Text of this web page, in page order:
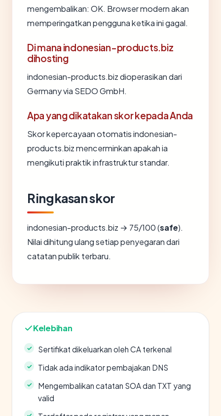
mengembalikan: OK. Browser modern akan
memperingatkan pengguna ketika ini gagal.
Di mana indonesian-products.biz
dihosting
indonesian-products.biz dioperasikan dari
Germany via SEDO GmbH.
Apa yang dikatakan skor kepada Anda
Skor kepercayaan otomatis indonesian-
products.biz mencerminkan apakah ia
mengikuti praktik infrastruktur standar.
Ringkasan skor
indonesian-products.biz → 75/100 (safe).
Nilai dihitung ulang setiap penyegaran dari
catatan publik terbaru.
Kelebihan
Sertifikat dikeluarkan oleh CA terkenal
Tidak ada indikator pembajakan DNS
Mengembalikan catatan SOA dan TXT yang
valid